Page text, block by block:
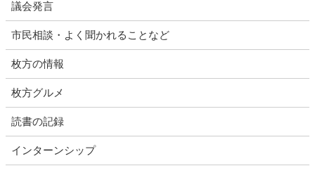
議会発言
市民相談・よく聞かれることなど
枚方の情報
枚方グルメ
読書の記録
インターンシップ